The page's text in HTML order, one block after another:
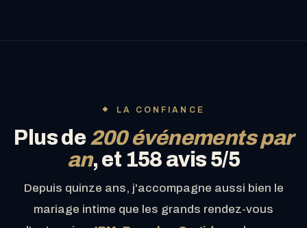
LA CONFIANCE
Plus de 200 événements par
an, et 158 avis 5/5
Depuis quinze ans, j'accompagne aussi bien le
mariage intime que les grands rendez-vous